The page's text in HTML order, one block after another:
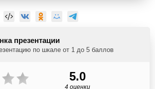
презентации
по шкале от 1 до 5 баллов
5.0
4 оценки